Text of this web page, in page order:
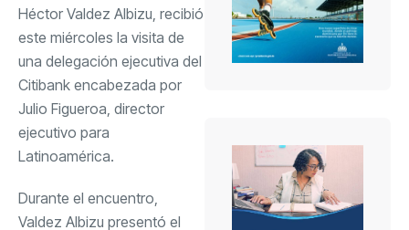
Héctor Valdez Albizu, recibió
este miércoles la visita de
una delegación ejecutiva del
Citibank encabezada por
Julio Figueroa, director
ejecutivo para
Latinoamérica.
Durante el encuentro,
Valdez Albizu presentó el